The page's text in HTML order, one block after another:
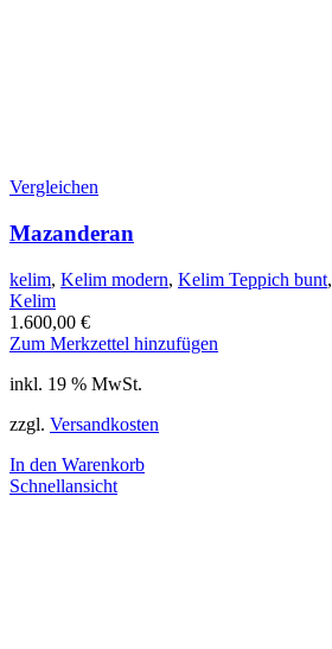
Vergleichen
Mazanderan
kelim, Kelim modern, Kelim Teppich bunt,
Kelim
1.600,00 €
Zum Merkzettel hinzufügen
inkl. 19 % MwSt.
zzgl. Versandkosten
In den Warenkorb
Schnellansicht